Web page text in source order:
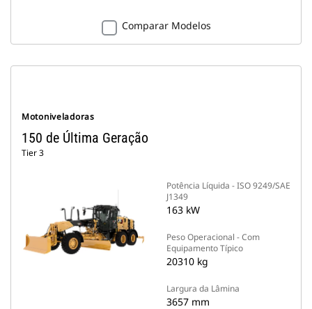
Comparar Modelos
Motoniveladoras
150 de Última Geração
Tier 3
Potência Líquida - ISO 9249/SAE
J1349
163 kW
Peso Operacional - Com
Equipamento Típico
20310 kg
Largura da Lâmina
3657 mm